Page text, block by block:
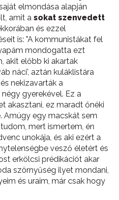
elmondása alapján
amit a sokat szenvedett
és ezzel
is: "A kommunistákat fel
mondogatta ezt
akit előbb ki akartak
náci', aztán kuláklistára
nekizavarták a
gyerekével. Ez a
akasztani, ez maradt őnéki
Amúgy egy macskát sem
mert ismertem, én
unokája, és aki ezért a
vesző életért és
erkölcsi prédikációt akar
szörnyűség ilyet mondani,
és uraim, már csak hogy